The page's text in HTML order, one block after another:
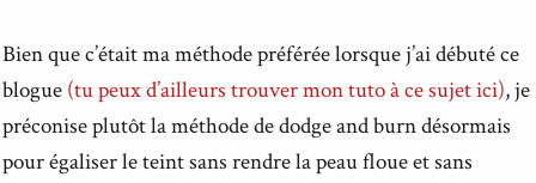
Bien que c’était ma méthode préférée lorsque j’ai débuté ce
blogue (tu peux d’ailleurs trouver mon tuto à ce sujet ici), je
préconise plutôt la méthode de dodge and burn désormais
pour égaliser le teint sans rendre la peau floue et sans